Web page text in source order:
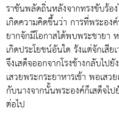
ราชันพลัดถิ่นหลังจากทรงขับร้อ
เกิดความคิดขึ้นว่า การที่พระอง
ยากจักมีโอกาสได้พบพระชายา
เกิดประโยชน์อันใด รังแต่จักเสีย
จึงเสด็จออกจากโรงช้างกลับไป
เสวยพระกระยาหารเช้า พอเส
กับนางจากนั้นพระองค์ก็เสด็จไ
ต่อไป